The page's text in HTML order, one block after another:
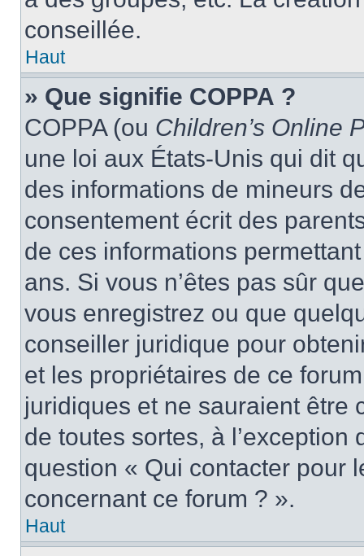
conseillée.
Haut
» Que signifie COPPA ?
COPPA (ou Children’s Online
une loi aux États-Unis qui dit
des informations de mineurs
consentement écrit des
de ces informations
ans. Si vous n’êtes pas sûr
vous enregistrez ou que
conseiller juridique pour
et les propriétaires de ce
juridiques et ne sauraient être
de toutes sortes, à
question « Qui contacter pour
concernant ce forum ? ».
Haut